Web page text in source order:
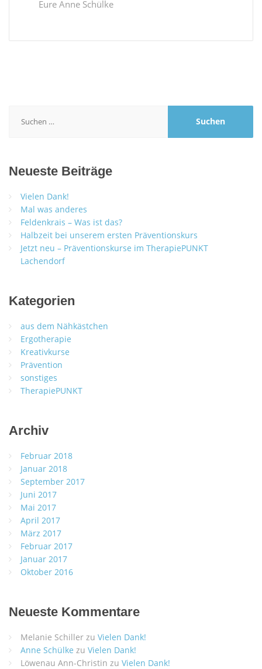
Eure Anne Schülke
nach:
Neueste Beiträge
Vielen Dank!
Mal was anderes
Feldenkrais – Was ist das?
Halbzeit bei unserem ersten Präventionskurs
Jetzt neu – Präventionskurse im TherapiePUNKT
Lachendorf
Kategorien
aus dem Nähkästchen
Ergotherapie
Kreativkurse
Prävention
sonstiges
TherapiePUNKT
Archiv
Februar 2018
Januar 2018
September 2017
Juni 2017
Mai 2017
April 2017
März 2017
Februar 2017
Januar 2017
Oktober 2016
Neueste Kommentare
Melanie Schiller zu Vielen Dank!
Anne Schülke zu Vielen Dank!
Löwenau Ann-Christin zu Vielen Dank!